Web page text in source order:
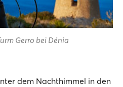
Gerro bei Dénia
dem Nachthimmel in den